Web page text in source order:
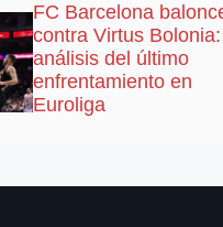
FC Barcelona
contra Virtus Bolonia:
análisis del último
enfrentamiento en
Euroliga